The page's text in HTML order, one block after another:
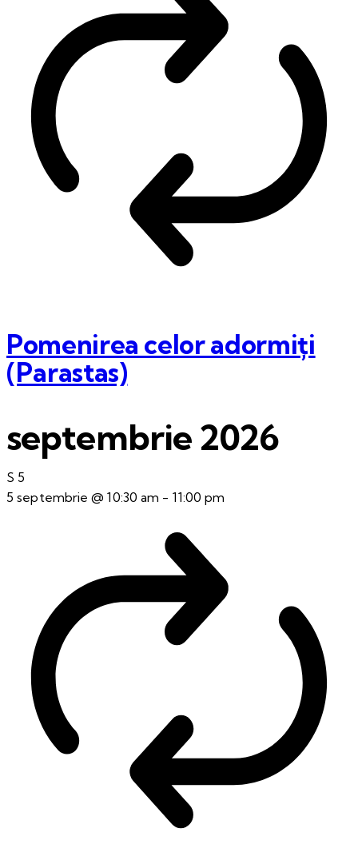
Pomenirea celor adormiți
(Parastas)
septembrie 2026
S5
5 septembrie @ 10:30 am - 11:00 pm